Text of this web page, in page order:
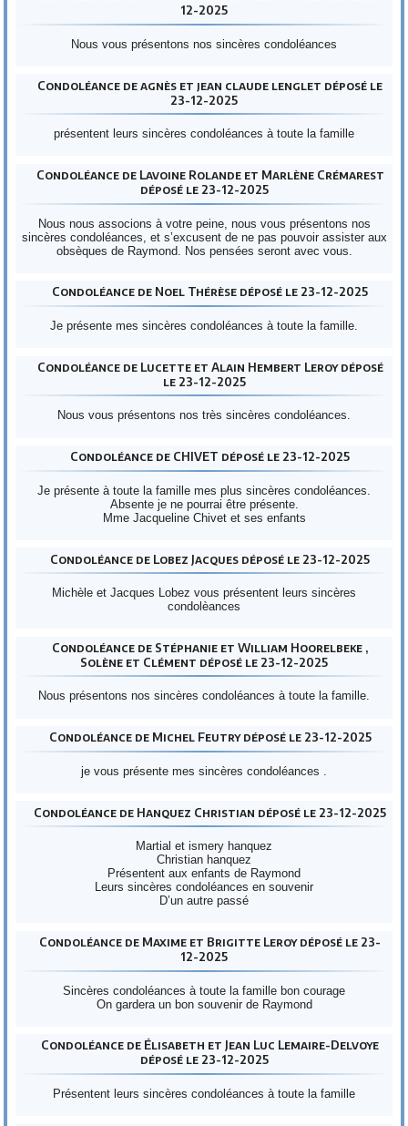
12-2025
Nous vous présentons nos sincères condoléances
Condoléance de agnès et jean claude lenglet déposé le
23-12-2025
présentent leurs sincères condoléances à toute la famille
Condoléance de Lavoine Rolande et Marlène Crémarest
déposé le 23-12-2025
Nous nous associons à votre peine, nous vous présentons nos
sincères condoléances, et s’excusent de ne pas pouvoir assister aux
obsèques de Raymond. Nos pensées seront avec vous.
Condoléance de Noel Thérèse déposé le 23-12-2025
Je présente mes sincères condoléances à toute la famille.
Condoléance de Lucette et Alain Hembert Leroy déposé
le 23-12-2025
Nous vous présentons nos très sincères condoléances.
Condoléance de CHIVET déposé le 23-12-2025
Je présente à toute la famille mes plus sincères condoléances.
Absente je ne pourrai être présente.
Mme Jacqueline Chivet et ses enfants
Condoléance de Lobez Jacques déposé le 23-12-2025
Michèle et Jacques Lobez vous présentent leurs sincères
condolèances
Condoléance de Stéphanie et William Hoorelbeke ,
Solène et Clément déposé le 23-12-2025
Nous présentons nos sincères condoléances à toute la famille.
Condoléance de Michel Feutry déposé le 23-12-2025
je vous présente mes sincères condoléances .
Condoléance de Hanquez Christian déposé le 23-12-2025
Martial et ismery hanquez
Christian hanquez
Présentent aux enfants de Raymond
Leurs sincères condoléances en souvenir
D’un autre passé
Condoléance de Maxime et Brigitte Leroy déposé le 23-
12-2025
Sincères condoléances à toute la famille bon courage
On gardera un bon souvenir de Raymond
Condoléance de Élisabeth et Jean Luc Lemaire-Delvoye
déposé le 23-12-2025
Présentent leurs sincères condoléances à toute la famille